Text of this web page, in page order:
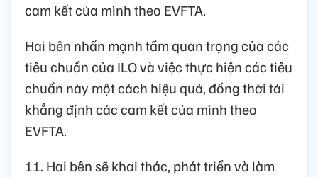
cam kết của mình theo EVFTA.
Hai bên nhấn mạnh tầm quan trọng của các
tiêu chuẩn của ILO và việc thực hiện các tiêu
chuẩn này một cách hiệu quả, đồng thời tái
khẳng định các cam kết của mình theo
EVFTA.
11. Hai bên sẽ khai thác, phát triển và làm